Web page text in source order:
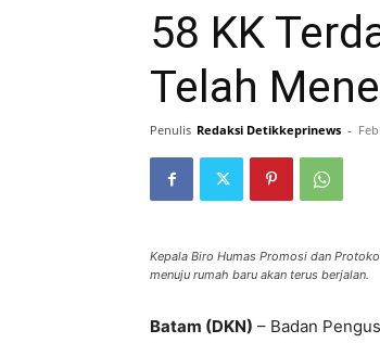
58 KK
Telah
Penulis Redaksi Detikkeprinews -
Kepala Biro Humas Promosi dan
menuju rumah baru akan terus berjalan.
Batam (DKN) – Badan